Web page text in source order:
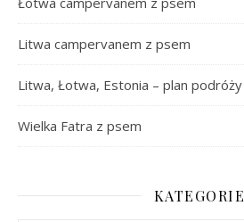
Litwa campervanem z psem
Litwa, Łotwa, Estonia – plan podróży
Wielka Fatra z psem
KATEGORIE